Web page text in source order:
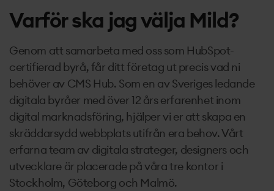
Varför ska jag välja Mild?
Genom att samarbeta med oss som HubSpot-
certifierad byrå, får ditt företag ut precis vad ni
behöver av CMS Hub. Som en av Sveriges ledande
digitala byråer med över 12 års erfarenhet inom
digital marknadsföring, hjälper vi er att skapa en
skräddarsydd webbplats utifrån era behov. Vårt
erfarna team av digitala strateger, designers och
utvecklare är placerade på våra tre kontor i
Stockholm, Göteborg och Malmö.